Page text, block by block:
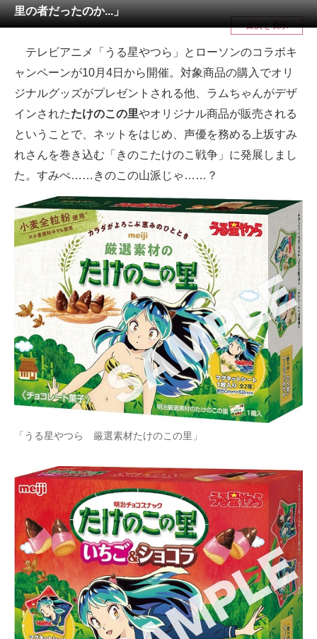
メディア
注目記事を集めた総合ページ
ITの今と未来を見通す
スマホと通信の最新トレンド
進化するPCとデバイスの未来
好きが集まる 比べて選べる
ビジネスと働き方のヒント
AI活用のいまが分かる
企業ITのトレンドを詳説
経営リーダーのコミュニティ
マーケ×ITの今がよく分かる
ITエンジニア向け専門サイト
企業向けIT製品の総合サイト
IT製品の技術・比較・事例
エレクトロニクス専門サイト
電子設計の基本と応用
エネルギーの専門メディア
建設×テクノロジーの最前線
ちょっと気になるネットの話題
里の者だったのか...」
目次を表示
テレビアニメ「うる星やつら」とローソンのコラボキ
ャンペーンが10月4日から開催。対象商品の購入でオリ
ジナルグッズがプレゼントされる他、ラムちゃんがデザ
インされたたけのこの里やオリジナル商品が販売される
ということで、ネットをはじめ、声優を務める上坂すみ
れさんを巻き込む「きのこたけのこ戦争」に発展しまし
た。すみぺ……きのこの山派じゃ……？
「うる星やつら 厳選素材たけのこの里」